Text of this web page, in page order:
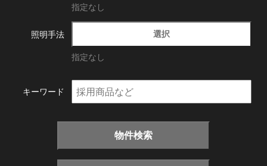
指定なし
照明手法 選択
指定なし
キーワード
物件検索